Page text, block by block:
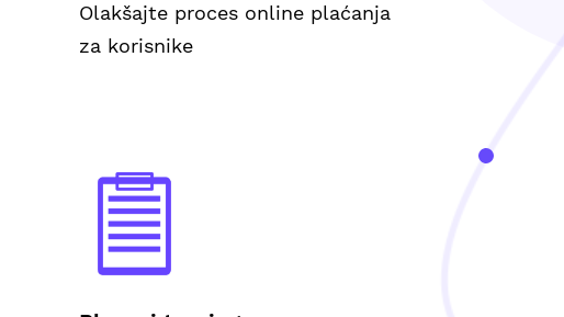
Olakšajte proces online plaćanja
za korisnike